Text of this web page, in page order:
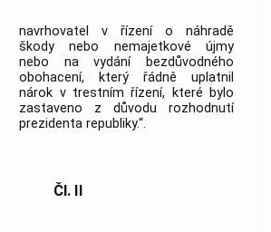
navrhovatel v řízení o náhradě
škody nebo nemajetkové újmy
nebo na vydání bezdůvodného
obohacení, který řádně uplatnil
nárok v trestním řízení, které bylo
zastaveno z důvodu rozhodnutí
prezidenta republiky.“.
Čl. II